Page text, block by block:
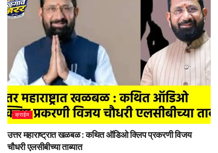
क्राईम
उत्तर महाराष्ट्रात खळबळ : कथित ऑडिओ क्लिप प्रकरणी विजय
चौधरी एलसीबीच्या ताब्यात